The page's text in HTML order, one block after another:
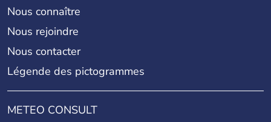
Nous connaître
Nous rejoindre
Nous contacter
Légende des pictogrammes
METEO CONSULT